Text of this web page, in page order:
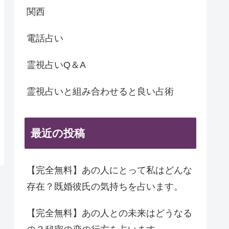
関西
電話占い
霊視占いQ＆A
霊視占いと組み合わせると良い占術
最近の投稿
【完全無料】あの人にとって私はどんな
存在？既婚彼氏の気持ちを占います。
【完全無料】あの人との未来はどうなる